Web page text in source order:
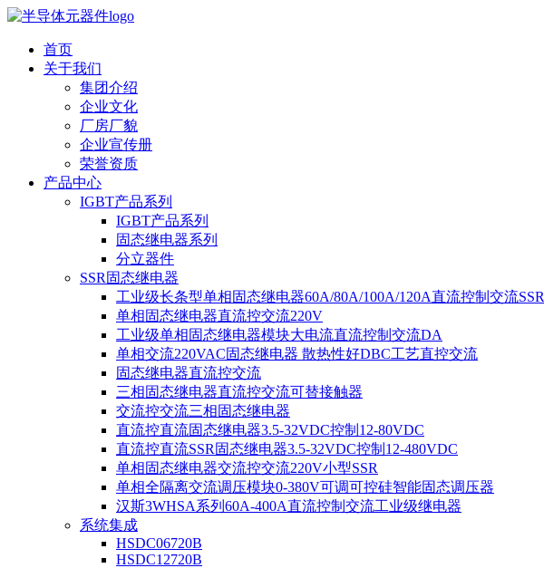
首页
关于我们
集团介绍
企业文化
厂房厂貌
企业宣传册
荣誉资质
产品中心
IGBT产品系列
IGBT产品系列
固态继电器系列
分立器件
SSR固态继电器
工业级长条型单相固态继电器60A/80A/100A/120A直流控制交流SSR
单相固态继电器直流控交流220V
工业级单相固态继电器模块大电流直流控制交流DA
单相交流220VAC固态继电器 散热性好DBC工艺直控交流
固态继电器直流控交流
三相固态继电器直流控交流可替接触器
交流控交流三相固态继电器
直流控直流固态继电器3.5-32VDC控制12-80VDC
直流控直流SSR固态继电器3.5-32VDC控制12-480VDC
单相固态继电器交流控交流220V小型SSR
单相全隔离交流调压模块0-380V可调可控硅智能固态调压器
汉斯3WHSA系列60A-400A直流控制交流工业级继电器
系统集成
HSDC06720B
HSDC12720B